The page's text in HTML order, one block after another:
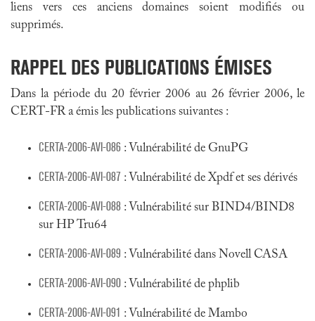
liens vers ces anciens domaines soient modifiés ou
supprimés.
RAPPEL DES PUBLICATIONS ÉMISES
Dans la période du 20 février 2006 au 26 février 2006, le
CERT-FR a émis les publications suivantes :
CERTA-2006-AVI-086 : Vulnérabilité de GnuPG
CERTA-2006-AVI-087 : Vulnérabilité de Xpdf et ses dérivés
CERTA-2006-AVI-088 : Vulnérabilité sur BIND4/BIND8
sur HP Tru64
CERTA-2006-AVI-089 : Vulnérabilité dans Novell CASA
CERTA-2006-AVI-090 : Vulnérabilité de phplib
CERTA-2006-AVI-091 : Vulnérabilité de Mambo